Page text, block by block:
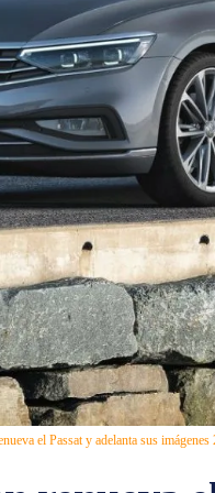
el Passat y adelanta sus imágenes